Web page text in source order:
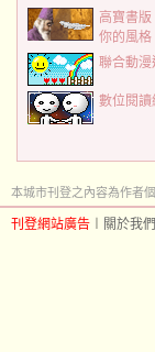
高寶書
你的風格
聯合動漫
數位閱讀
本城市刊登之內容為作者
刊登網站廣告 關於我們